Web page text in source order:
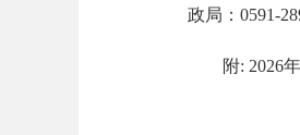
政局：0591-
附: 2026年
福